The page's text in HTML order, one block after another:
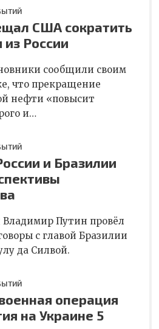
США сократить
России
сообщили своим
что прекращение
нефти «повысит
и…
и Бразилии
Владимир Путин провёл
с главой Бразилии
да Силвой.
операция
на Украине 5